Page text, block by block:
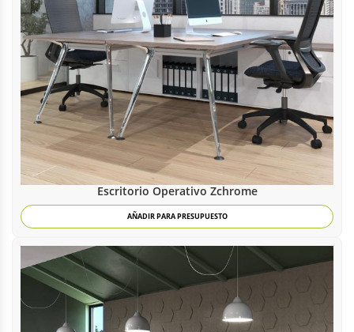
Escritorio Operativo Zchrome
AÑADIR PARA PRESUPUESTO